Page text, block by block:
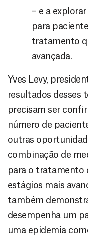
– e a
para
tratamento
avançada.
Yves Levy,
resultados desses
precisam ser
número de
outras
combinação de
para o tratamento
estágios mais
também
desempenha um
uma epidemia